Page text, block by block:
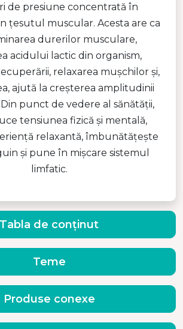
de presiune concentrată în
țesutul muscular. Acesta are ca
durerilor musculare,
acidului lactic din organism,
relaxarea mușchilor și,
ajută la creșterea amplitudinii
punct de vedere al sănătății,
tensiunea fizică și mentală,
relaxantă, îmbunătățește
și pune în mișcare sistemul
limfatic.
Tabla de conținut
Teme
Produse conexe